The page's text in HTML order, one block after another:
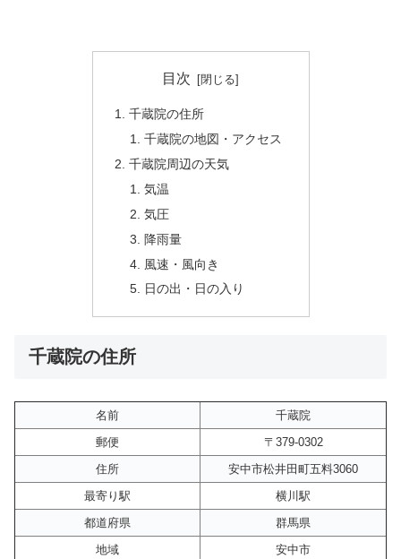
目次
千蔵院の住所
千蔵院の地図・アクセス
千蔵院周辺の天気
気温
気圧
降雨量
風速・風向き
日の出・日の入り
千蔵院の住所
名前
千蔵院
郵便
〒379-0302
住所
安中市松井田町五料3060
最寄り駅
横川駅
都道府県
群馬県
地域
安中市